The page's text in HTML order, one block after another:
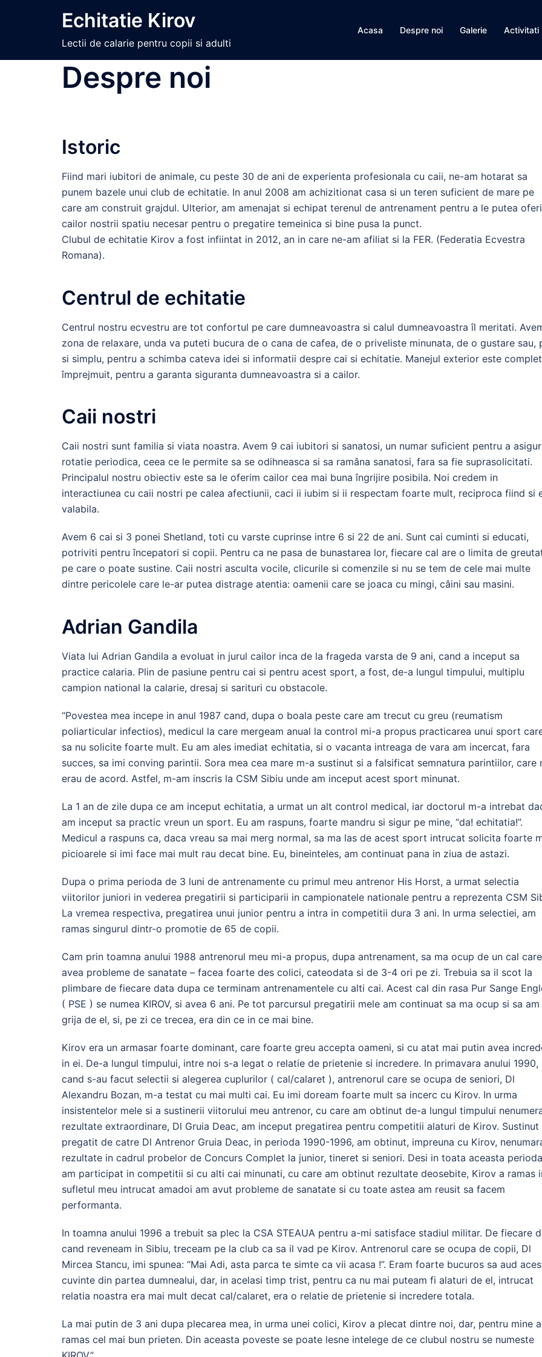
Echitatie Kirov
Lectii de calarie pentru copii si adulti
Acasa Despre noi Galerie Activitati
Despre noi
Istoric
Fiind mari iubitori de animale, cu peste 30 de ani de experienta profesionala cu caii, ne-am hotarat sa
punem bazele unui club de echitatie. In anul 2008 am achizitionat casa si un teren suficient de mare pe
care am construit grajdul. Ulterior, am amenajat si echipat terenul de antrenament pentru a le putea oferi
cailor nostrii spatiu necesar pentru o pregatire temeinica si bine pusa la punct.
Clubul de echitatie Kirov a fost infiintat in 2012, an in care ne-am afiliat si la FER. (Federatia Ecvestra
Romana).
Centrul de echitatie
Centrul nostru ecvestru are tot confortul pe care dumneavoastra si calul dumneavoastra îl meritati.
zona de relaxare, unda va puteti bucura de o cana de cafea, de o priveliste minunata, de o gustare sau,
si simplu, pentru a schimba cateva idei si informatii despre cai si echitatie. Manejul exterior este complet
împrejmuit, pentru a garanta siguranta dumneavoastra si a cailor.
Caii nostri
Caii nostri sunt familia si viata noastra. Avem 9 cai iubitori si sanatosi, un numar suficient pentru a
rotatie periodica, ceea ce le permite sa se odihneasca si sa ramâna sanatosi, fara sa fie suprasolicitati.
Principalul nostru obiectiv este sa le oferim cailor cea mai buna îngrijire posibila. Noi credem in
interactiunea cu caii nostri pe calea afectiunii, caci ii iubim si ii respectam foarte mult, reciproca fiind si
valabila.
Avem 6 cai si 3 ponei Shetland, toti cu varste cuprinse intre 6 si 22 de ani. Sunt cai cuminti si educati,
potriviti pentru începatori si copii. Pentru ca ne pasa de bunastarea lor, fiecare cal are o limita de
pe care o poate sustine. Caii nostri asculta vocile, clicurile si comenzile si nu se tem de cele mai multe
dintre pericolele care le-ar putea distrage atentia: oamenii care se joaca cu mingi, câini sau masini.
Adrian Gandila
Viata lui Adrian Gandila a evoluat in jurul cailor inca de la frageda varsta de 9 ani, cand a inceput sa
practice calaria. Plin de pasiune pentru cai si pentru acest sport, a fost, de-a lungul timpului, multiplu
campion national la calarie, dresaj si sarituri cu obstacole.
“Povestea mea incepe in anul 1987 cand, dupa o boala peste care am trecut cu greu (reumatism
poliarticular infectios), medicul la care mergeam anual la control mi-a propus practicarea unui sport
sa nu solicite foarte mult. Eu am ales imediat echitatia, si o vacanta intreaga de vara am incercat, fara
succes, sa imi conving parintii. Sora mea cea mare m-a sustinut si a falsificat semnatura parintiilor, care
erau de acord. Astfel, m-am inscris la CSM Sibiu unde am inceput acest sport minunat.
La 1 an de zile dupa ce am inceput echitatia, a urmat un alt control medical, iar doctorul m-a intrebat
am inceput sa practic vreun un sport. Eu am raspuns, foarte mandru si sigur pe mine, “da! echitatia!”.
Medicul a raspuns ca, daca vreau sa mai merg normal, sa ma las de acest sport intrucat solicita foarte
picioarele si imi face mai mult rau decat bine. Eu, bineinteles, am continuat pana in ziua de astazi.
Dupa o prima perioda de 3 luni de antrenamente cu primul meu antrenor His Horst, a urmat selectia
viitorilor juniori in vederea pregatirii si participarii in campionatele nationale pentru a reprezenta CSM
La vremea respectiva, pregatirea unui junior pentru a intra in competitii dura 3 ani. In urma selectiei, am
ramas singurul dintr-o promotie de 65 de copii.
Cam prin toamna anului 1988 antrenorul meu mi-a propus, dupa antrenament, sa ma ocup de un cal care
avea probleme de sanatate – facea foarte des colici, cateodata si de 3-4 ori pe zi. Trebuia sa il scot la
plimbare de fiecare data dupa ce terminam antrenamentele cu alti cai. Acest cal din rasa Pur Sange
( PSE ) se numea KIROV, si avea 6 ani. Pe tot parcursul pregatirii mele am continuat sa ma ocup si sa am
grija de el, si, pe zi ce trecea, era din ce in ce mai bine.
Kirov era un armasar foarte dominant, care foarte greu accepta oameni, si cu atat mai putin avea
in ei. De-a lungul timpului, intre noi s-a legat o relatie de prietenie si incredere. In primavara anului 1990,
cand s-au facut selectii si alegerea cuplurilor ( cal/calaret ), antrenorul care se ocupa de seniori, Dl
Alexandru Bozan, m-a testat cu mai multi cai. Eu imi doream foarte mult sa incerc cu Kirov. In urma
insistentelor mele si a sustinerii viitorului meu antrenor, cu care am obtinut de-a lungul timpului
rezultate extraordinare, Dl Gruia Deac, am inceput pregatirea pentru competitii alaturi de Kirov. Sustinut
pregatit de catre Dl Antrenor Gruia Deac, in perioda 1990-1996, am obtinut, impreuna cu Kirov,
rezultate in cadrul probelor de Concurs Complet la junior, tineret si seniori. Desi in toata aceasta perioda
am participat in competitii si cu alti cai minunati, cu care am obtinut rezultate deosebite, Kirov a ramas
sufletul meu intrucat amadoi am avut probleme de sanatate si cu toate astea am reusit sa facem
performanta.
In toamna anului 1996 a trebuit sa plec la CSA STEAUA pentru a-mi satisface stadiul militar. De fiecare
cand reveneam in Sibiu, treceam pe la club ca sa il vad pe Kirov. Antrenorul care se ocupa de copii, Dl
Mircea Stancu, imi spunea: “Mai Adi, asta parca te simte ca vii acasa !”. Eram foarte bucuros sa aud
cuvinte din partea dumnealui, dar, in acelasi timp trist, pentru ca nu mai puteam fi alaturi de el, intrucat
relatia noastra era mai mult decat cal/calaret, era o relatie de prietenie si incredere totala.
La mai putin de 3 ani dupa plecarea mea, in urma unei colici, Kirov a plecat dintre noi, dar, pentru mine a
ramas cel mai bun prieten. Din aceasta poveste se poate lesne intelege de ce clubul nostru se numeste